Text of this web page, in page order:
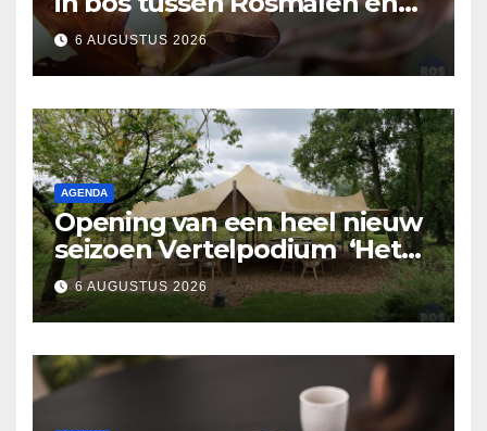
Nuland
6 AUGUSTUS 2026
AGENDA
Opening van een heel nieuw
seizoen Vertelpodium ‘Het
Lopende Vuur’. Landelijke
verhalen in Bomentuin D’n
Hooidonk
6 AUGUSTUS 2026